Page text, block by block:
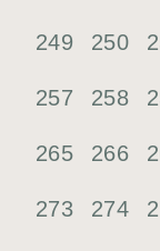
249 250
257 258
265 266
273 274